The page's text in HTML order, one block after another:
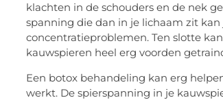
klachten in de schouders en de nek
spanning die dan in je lichaam zit
concentratieproblemen. Ten slotte
kauwspieren heel erg voorden
Een botox behandeling kan erg
werkt. De spierspanning in je